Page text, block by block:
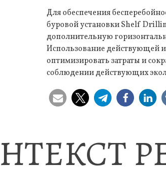
Для обеспечения
буровой установки Shelf
дополнительную
Использование действующей
оптимизировать затраты и
соблюдении действующих